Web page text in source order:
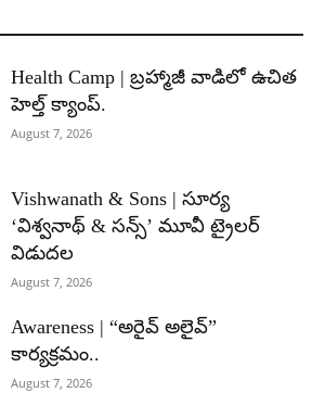
Health Camp | బ్రహ్మాజీ వాడిలో ఉచిత
హెల్త్ క్యాంప్.
August 7, 2026
Vishwanath & Sons | సూర్య
‘విశ్వనాథ్ & సన్స్’ మూవీ ట్రైలర్
విడుదల
August 7, 2026
Awareness | “అరైవ్ అలైవ్”
కార్యక్రమం..
August 7, 2026